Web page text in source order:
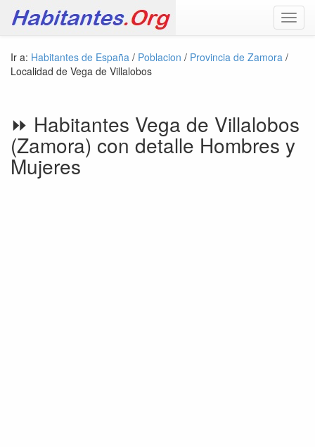
Ir a: Habitantes de España / Poblacion / Provincia de Zamora /
Localidad de Vega de Villalobos
⏩ Habitantes Vega de Villalobos
(Zamora) con detalle Hombres y
Mujeres